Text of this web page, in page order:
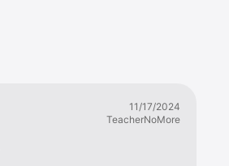
11/17/2024
TeacherNoMore